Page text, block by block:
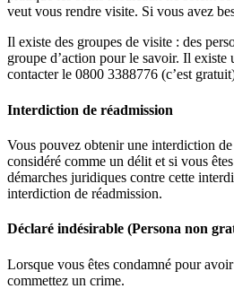
veut vous rendre visite. Si vous avez
Il existe des groupes de visite : des
groupe d’action pour le savoir. Il existe
contacter le 0800 3388776 (c’est
Interdiction de réadmission
Vous pouvez obtenir une interdiction de
considéré comme un délit et si vous
démarches juridiques contre cette
interdiction de réadmission.
Déclaré indésirable (Persona non
Lorsque vous êtes condamné pour
commettez un crime.